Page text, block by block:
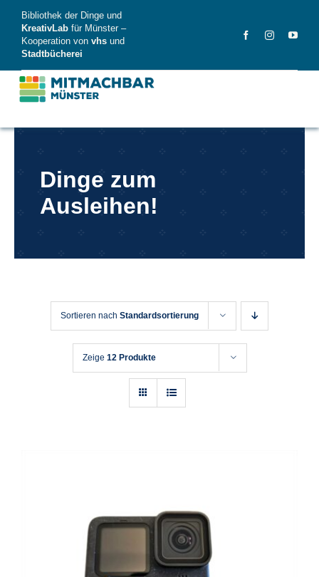
content
Bibliothek der Dinge und
KreativLab für Münster –
Kooperation von vhs und
Stadtbücherei
Dinge
FAQ
Dinge zum
Ausleihen!
Sortieren nach Standardsortierung
Zeige 12 Produkte